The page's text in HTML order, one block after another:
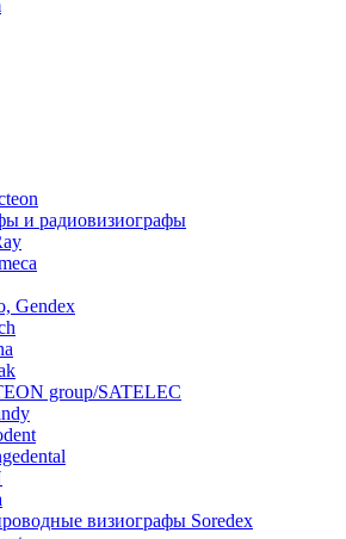
и радиовизиографы
Gendex
group/SATELEC
визиографы Soredex